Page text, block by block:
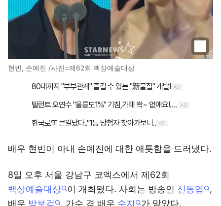
현빈, 손예진 /사진=제62회 백상예술대상
배우 현빈이 아내 손예진에 대한 애틋함을 드러냈다.
8일 오후 서울 강남구 코엑스에서 제62회
백상예술대상
이 개최됐다. 사회는 방송인 신동엽
,
배우 박보검 , 가수 겸 배우 수지 가 맡았다.